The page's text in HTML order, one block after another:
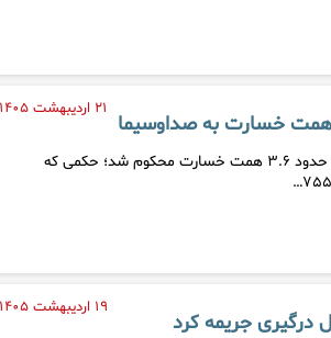
۲۱ اردیبهشت ۱۴۰۵
آپارات در پی شکایت صداوسیما به پرداخت حدود ۳.۶ همت خسارت محکوم شد؛ حکمی که
۱۹ اردیبهشت ۱۴۰۵
درگیری جریمه کرد